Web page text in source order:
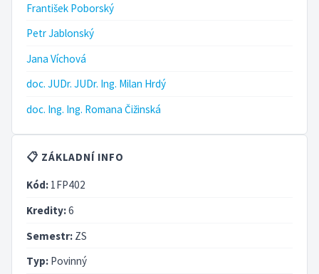
František Poborský
Petr Jablonský
Jana Víchová
doc. JUDr. JUDr. Ing. Milan Hrdý
doc. Ing. Ing. Romana Čižinská
📋 ZÁKLADNÍ INFO
Kód: 1FP402
Kredity:6
Semestr: ZS
Typ: Povinný